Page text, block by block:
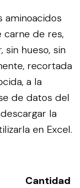
aminoacidos
carne de res,
sin hueso, sin
recortada
a la
de datos del
la
en Excel.
Cantidad